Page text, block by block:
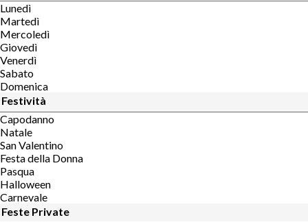
Lunedì
Martedì
Mercoledì
Giovedì
Venerdì
Sabato
Domenica
Festività
Capodanno
Natale
San Valentino
Festa della Donna
Pasqua
Halloween
Carnevale
Feste Private